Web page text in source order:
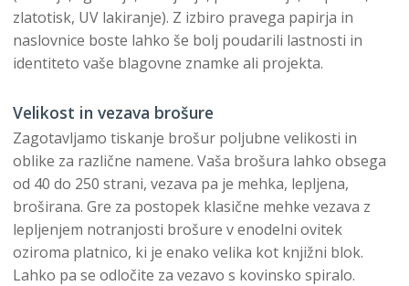
zlatotisk, UV lakiranje). Z izbiro pravega papirja in
naslovnice boste lahko še bolj poudarili lastnosti in
identiteto vaše blagovne znamke ali projekta.
Velikost in vezava brošure
Zagotavljamo tiskanje brošur poljubne velikosti in
oblike za različne namene. Vaša brošura lahko obsega
od 40 do 250 strani, vezava pa je mehka, lepljena,
broširana. Gre za postopek klasične mehke vezava z
lepljenjem notranjosti brošure v enodelni ovitek
oziroma platnico, ki je enako velika kot knjižni blok.
Lahko pa se odločite za vezavo s kovinsko spiralo.